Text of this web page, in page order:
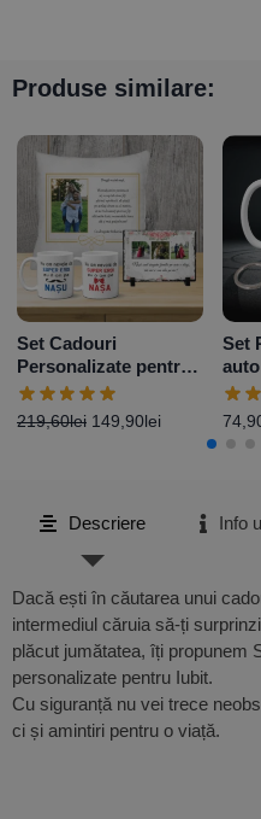
Produse similare:
Set Cadouri
Personalizate pentru
Nași
219,60lei 149,90lei
Set
Descriere Info
Dacă ești în căutarea unui
intermediul căruia să-ți surprinzi
plăcut jumătatea, îți propunem
personalizate pentru Iubit.
Cu siguranță nu vei trece
ci și amintiri pentru o viață.